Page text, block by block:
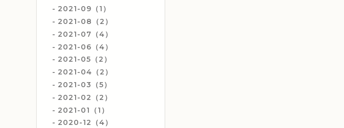
2021-09（1）
2021-08（2）
2021-07（4）
2021-06（4）
2021-05（2）
2021-04（2）
2021-03（5）
2021-02（2）
2021-01（1）
2020-12（4）